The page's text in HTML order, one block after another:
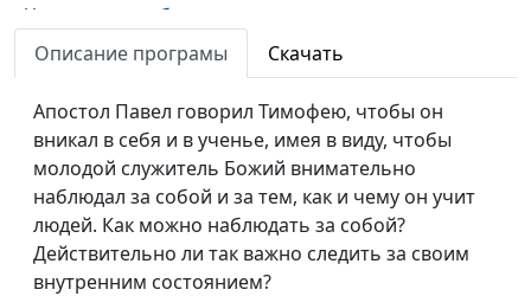
Что значит любить
священнослужитель
деньги
священнослужитель
Я не хочу
благовествовать
Александр Синицын,
священнослужитель
Почему молодые люди
уходят из церкви
Александр Синицын,
священнослужитель
Описание програмы Скачать
Апостол Павел говорил Тимофею, чтобы он
вникал в себя и в ученье, имея в виду, чтобы
молодой служитель Божий внимательно
наблюдал за собой и за тем, как и чему он учит
людей. Как можно наблюдать за собой?
Действительно ли так важно следить за своим
внутренним состоянием?